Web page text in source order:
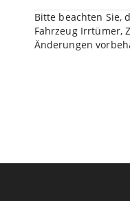
Bitte beachten Sie,
Fahrzeug Irrtümer,
Änderungen